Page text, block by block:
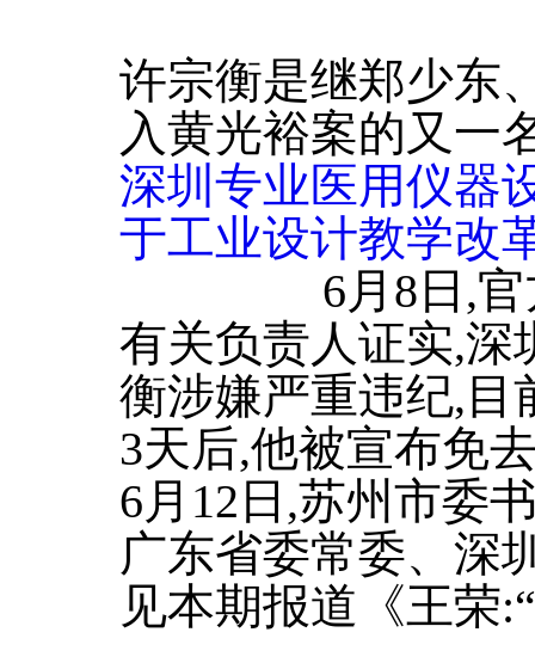
许宗衡是继郑少东
入黄光裕案的又一
深圳专业医用仪器
于工业设计教学改
6月8日,官方
有关负责人证实,深
衡涉嫌严重违纪,目
3天后,他被宣布免
6月12日,苏州市委
广东省委常委、深
见本期报道《王荣